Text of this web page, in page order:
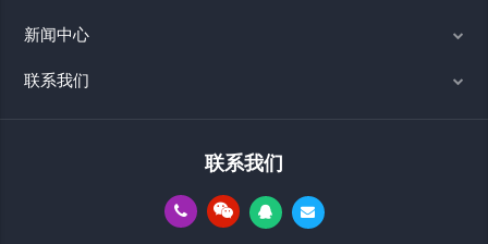
新闻中心
联系我们
联系我们